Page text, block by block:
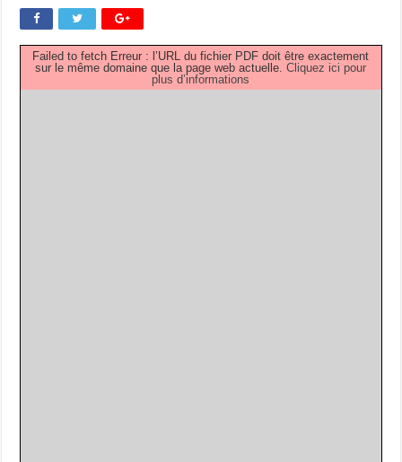
Failed to fetch Erreur : l’URL du fichier PDF doit être exactement
sur le même domaine que la page web actuelle.Cliquez ici pour
plus d’informations